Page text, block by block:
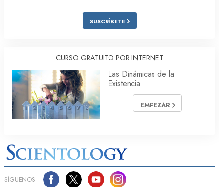
SUSCRÍBETE
CURSO GRATUITO POR INTERNET
Las Dinámicas de la
Existencia
EMPEZAR
SÍGUENOS